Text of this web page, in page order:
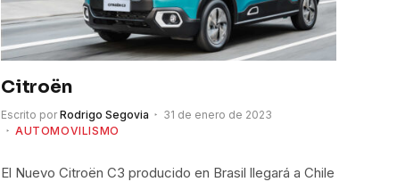
Citroën
Escrito por Rodrigo Segovia
31 de enero de 2023
AUTOMOVILISMO
El Nuevo Citroën C3 producido en Brasil llegará a Chile